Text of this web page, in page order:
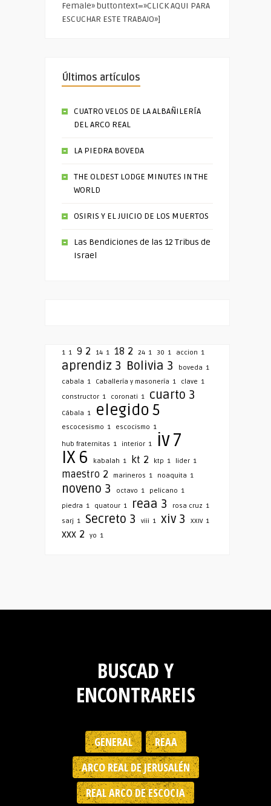
Female» buttontext=»CLICK AQUI PARA
ESCUCHAR ESTE TRABAJO»]
Últimos artículos
CUATRO VELOS DE LA ALBAÑILERÍA
DEL ARCO REAL
LA PIEDRA BOVEDA
THE OLDEST LODGE MINUTES IN THE
WORLD
OSIRIS Y EL JUICIO DE LOS MUERTOS
Las Bendiciones de las 12 Tribus de
Israel
1 1 9 2 14 1 18 2 24 1 30 1 accion 1
aprendiz 3 Bolivia 3 boveda 1
cabala 1 Caballería y masonería 1 clave 1
constructor 1 coronati 1 cuarto 3
Cábala 1 elegido5
escocesismo 1 escocismo 1
hub fraternitas 1 interior 1 iv7
IX 6 kabalah 1 kt 2 ktp 1 lider 1
maestro 2 marineros 1 noaquita 1
noveno 3 octavo 1 pelicano 1
piedra 1 quatour 1 reaa 3 rosa cruz 1
sarj 1 Secreto 3 viii 1 xiv 3 XXIV 1
xxx 2 yo 1
BUSCAD Y
ENCONTRAREIS
GENERAL
REAA
ARCO REAL DE JERUSALÉN
REAL ARCO DE ESCOCIA